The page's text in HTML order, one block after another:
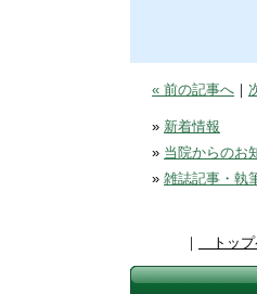
« 前の記事へ ｜
» 新着情報
» 当院からのお
» 雑誌記事・執
｜ トップ